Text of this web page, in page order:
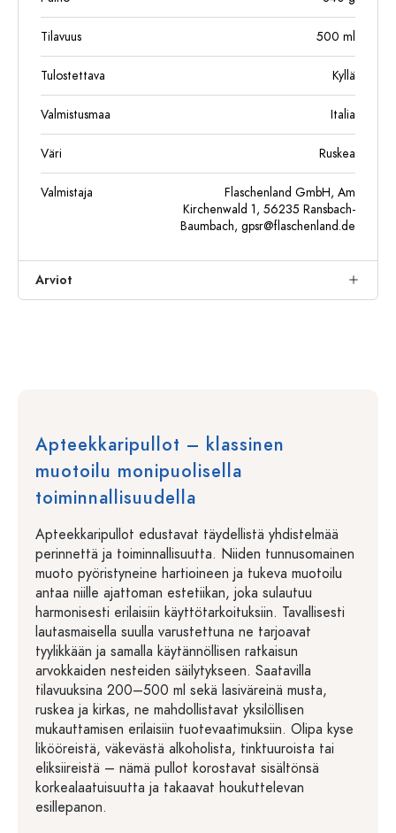
Tilavuus 500 ml
Tulostettava Kyllä
Valmistusmaa Italia
Väri Ruskea
Valmistaja
Flaschenland GmbH, Am
Kirchenwald 1, 56235 Ransbach-
Baumbach, gpsr@flaschenland.de
Arviot
Apteekkaripullot – klassinen
muotoilu monipuolisella
toiminnallisuudella
Apteekkaripullot edustavat täydellistä yhdistelmää
perinnettä ja toiminnallisuutta. Niiden tunnusomainen
muoto pyöristyneine hartioineen ja tukeva muotoilu
antaa niille ajattoman estetiikan, joka sulautuu
harmonisesti erilaisiin käyttötarkoituksiin. Tavallisesti
lautasmaisella suulla varustettuna ne tarjoavat
tyylikkään ja samalla käytännöllisen ratkaisun
arvokkaiden nesteiden säilytykseen. Saatavilla
tilavuuksina 200–500 ml sekä lasiväreinä musta,
ruskea ja kirkas, ne mahdollistavat yksilöllisen
mukauttamisen erilaisiin tuotevaatimuksiin. Olipa kyse
likööreistä, väkevästä alkoholista, tinktuuroista tai
eliksiireistä – nämä pullot korostavat sisältönsä
korkealaatuisuutta ja takaavat houkuttelevan
esillepanon.